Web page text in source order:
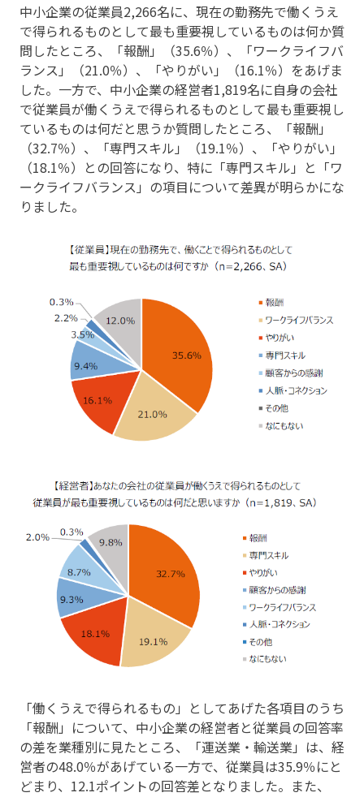
中小企業の従業員2,266名に、現在の勤務先で働くうえ
で得られるものとして最も重要視しているものは何か質
問したところ、「報酬」（35.6％）、「ワークライフバ
ランス」（21.0％）、「やりがい」（16.1％）をあげま
した。一方で、中小企業の経営者1,819名に自身の会社
で従業員が働くうえで得られるものとして最も重要視し
ているものは何だと思うか質問したところ、「報酬」
（32.7％）、「専門スキル」（19.1％）、「やりがい」
（18.1％）との回答になり、特に「専門スキル」と「ワ
ークライフバランス」の項目について差異が明らかにな
りました。
「働くうえで得られるもの」としてあげた各項目のうち
「報酬」について、中小企業の経営者と従業員の回答率
の差を業種別に見たところ、「運送業・輸送業」は、経
営者の48.0％があげている一方で、従業員は35.9％にと
どまり、12.1ポイントの回答差となりました。また、